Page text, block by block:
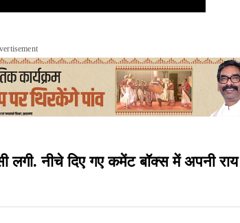
नीचे दिए गए कमेंट बॉक्स में अपनी राय